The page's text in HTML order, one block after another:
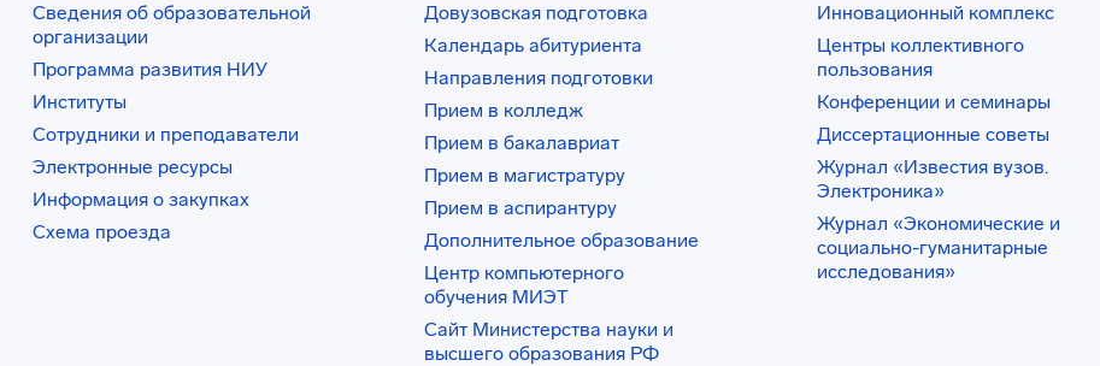
Сведения об образовательной
организации
Программа развития НИУ
Институты
Сотрудники и преподаватели
Электронные ресурсы
Информация о закупках
Схема проезда
Довузовская подготовка
Календарь абитуриента
Направления подготовки
Прием в колледж
Прием в бакалавриат
Прием в магистратуру
Прием в аспирантуру
Дополнительное образование
Центр компьютерного
обучения МИЭТ
Сайт Министерства науки и
высшего образования РФ
Инновационный комплекс
Центры коллективного
пользования
Конференции и семинары
Диссертационные советы
Журнал «Известия вузов.
Электроника»
Журнал «Экономические и
социально-гуманитарные
исследования»